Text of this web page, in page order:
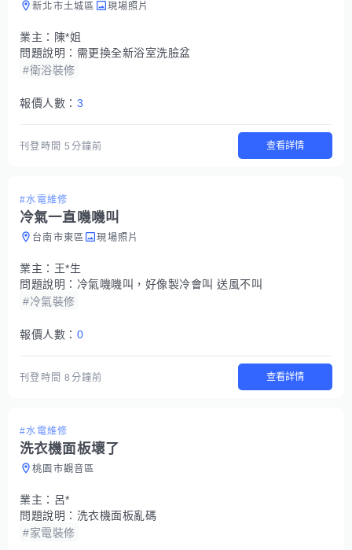
新北市土城區 現場照片
業主： 陳*姐
問題說明： 需更換全新浴室洗臉盆
#衛浴裝修
報價人數： 3
刊登時間5分鐘前 查看詳情
#水電維修
冷氣一直嘰嘰叫
台南市東區 現場照片
業主： 王*生
問題說明： 冷氣嘰嘰叫，好像製冷會叫 送風不叫
#冷氣裝修
報價人數： 0
刊登時間8分鐘前 查看詳情
#水電維修
洗衣機面板壞了
桃園市觀音區
業主： 呂*
問題說明： 洗衣機面板亂碼
#家電裝修